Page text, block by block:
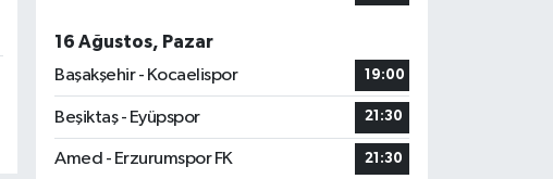
16 Ağustos, Pazar
Başakşehir - Kocaelispor
19:00
Beşiktaş - Eyüpspor 21:30
Amed - Erzurumspor FK 21:30